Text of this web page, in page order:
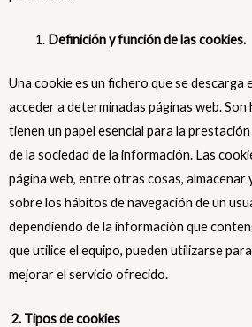
Definición y función de las cookies.
Una cookie es un fichero que se descarga
acceder a determinadas páginas web.
tienen un papel esencial para la
de la sociedad de la información. Las
página web, entre otras cosas,
sobre los hábitos de navegación de un
dependiendo de la información que
que utilice el equipo, pueden utilizarse
mejorar el servicio ofrecido.
2. Tipos de cookies